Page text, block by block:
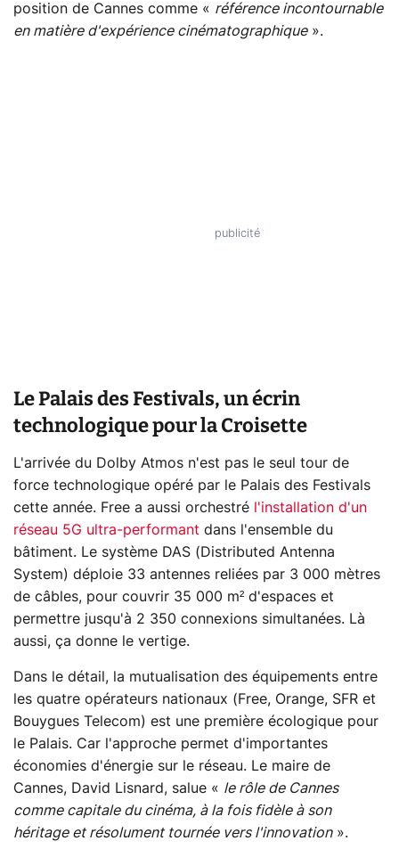
position de Cannes comme « référence incontournable
en matière d'expérience cinématographique».
Le Palais des Festivals, un écrin
technologique pour la Croisette
L'arrivée du Dolby Atmos n'est pas le seul tour de
force technologique opéré par le Palais des Festivals
cette année. Free a aussi orchestré
l'installation d'un
réseau 5G ultra-performant dans l'ensemble du
bâtiment. Le système DAS (Distributed Antenna
System) déploie 33 antennes reliées par 3 000 mètres
de câbles, pour couvrir 35 000 m² d'espaces et
permettre jusqu'à 2 350 connexions simultanées. Là
aussi, ça donne le vertige.
Dans le détail, la mutualisation des équipements entre
les quatre opérateurs nationaux (Free, Orange, SFR et
Bouygues Telecom) est une première écologique pour
le Palais. Car l'approche permet d'importantes
économies d'énergie sur le réseau. Le maire de
Cannes, David Lisnard, salue « le rôle de Cannes
comme capitale du cinéma, à la fois fidèle à son
héritage et résolument tournée vers l'innovation».